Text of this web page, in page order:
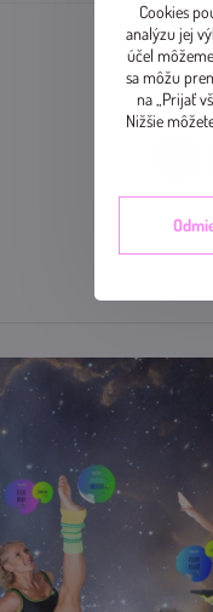
Cookies
analýzu jej
účel
sa môžu
na „Prijať
Nižšie